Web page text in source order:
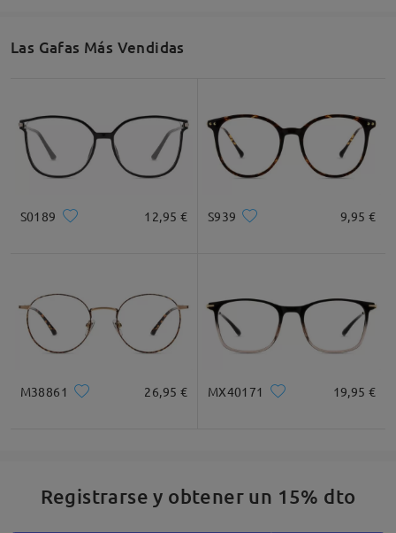
Descripción del Producto
Las Gafas Más Vendidas
S0189 12,95 € S939 9,95 €
M38861 26,95 € MX40171 19,95 €
Registrarse y obtener un 15% dto